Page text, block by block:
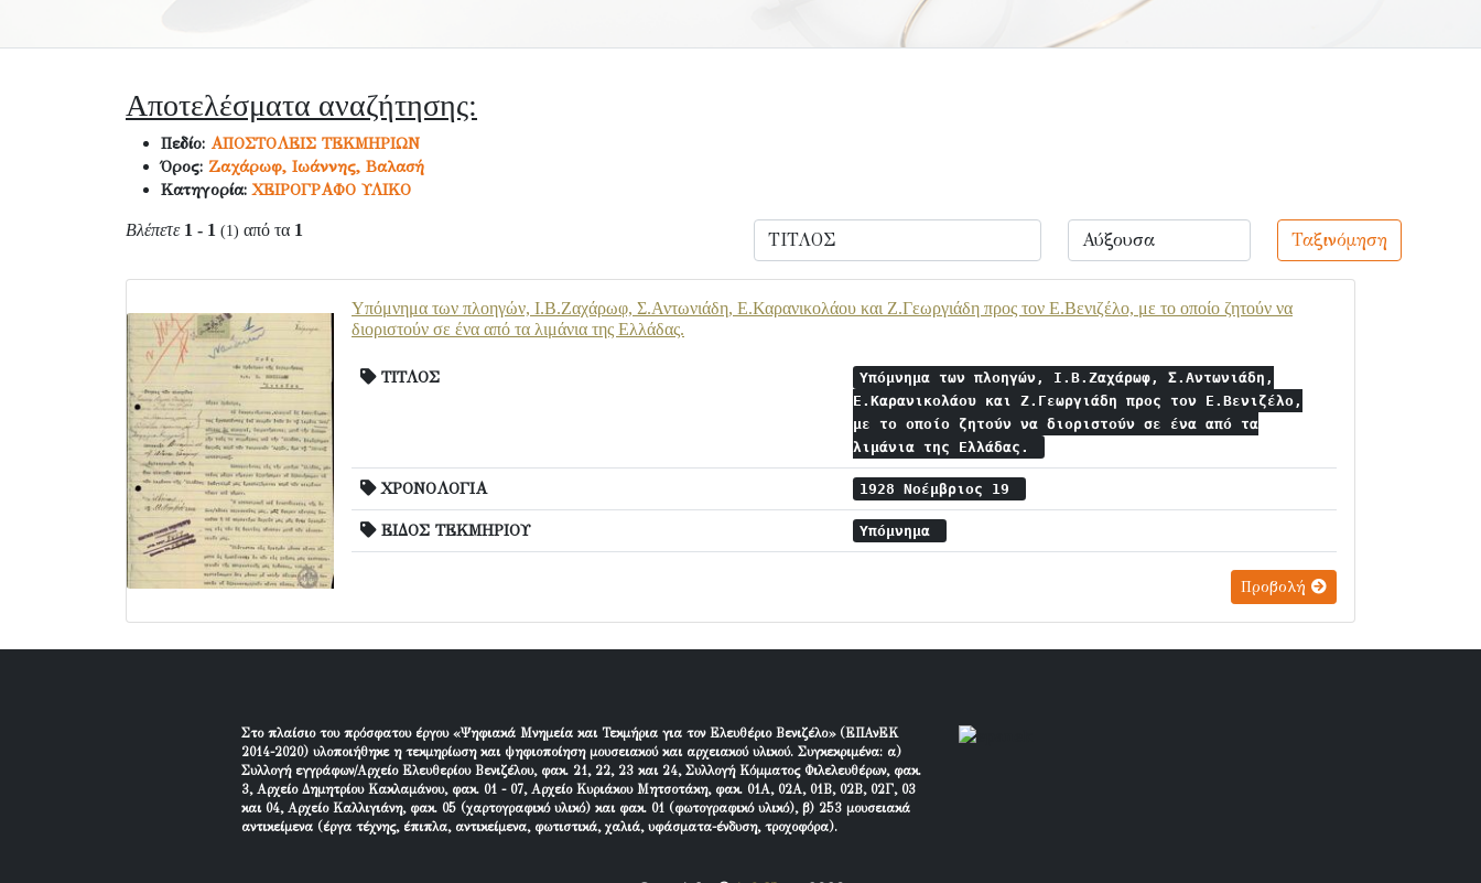
Αποτελέσματα αναζήτησης:
Πεδίο: ΑΠΟΣΤΟΛΕΙΣ ΤΕΚΜΗΡΙΩΝ
Όρος: Ζαχάρωφ, Ιωάννης, Βαλασή
Κατηγορία:ΧΕΙΡΟΓΡΑΦΟ ΥΛΙΚΟ
Βλέπετε 1 - 1 (1) από τα 1 Ταξινόμηση
Υπόμνημα των πλοηγών, Ι.Β.Ζαχάρωφ, Σ.Αντωνιάδη, Ε.Καρανικολάου και Ζ.Γεωργιάδη προς τον Ε.Βενιζέλο, με το οποίο ζητούν να
διοριστούν σε ένα από τα λιμάνια της Ελλάδας.
ΤΙΤΛΟΣ
Υπόμνημα των πλοηγών, Ι.Β.Ζαχάρωφ, Σ.Αντωνιάδη,
Ε.Καρανικολάου και Ζ.Γεωργιάδη προς τον Ε.Βενιζέλο,
με το οποίο ζητούν να διοριστούν σε ένα από τα
λιμάνια της Ελλάδας.
ΧΡΟΝΟΛΟΓΙΑ 1928 Νοέμβριος 19
ΕΙΔΟΣ ΤΕΚΜΗΡΙΟΥ Υπόμνημα
Προβολή
Στο πλαίσιο του πρόσφατου έργου «Ψηφιακά Μνημεία και Τεκμήρια για τον Ελευθέριο Βενιζέλο» (ΕΠΑνΕΚ
2014-2020) υλοποιήθηκε η τεκμηρίωση και ψηφιοποίηση μουσειακού και αρχειακού υλικού. Συγκεκριμένα: α)
Συλλογή εγγράφων/Αρχείο Ελευθερίου Βενιζέλου, φακ. 21, 22, 23 και 24, Συλλογή Κόμματος Φιλελευθέρων, φακ.
3, Αρχείο Δημητρίου Κακλαμάνου, φακ. 01 - 07, Αρχείο Κυριάκου Μητσοτάκη, φακ. 01Α, 02Α, 01Β, 02Β, 02Γ, 03
και 04, Αρχείο Καλλιγιάνη, φακ. 05 (χαρτογραφικό υλικό) και φακ. 01 (φωτογραφικό υλικό), β) 253 μουσειακά
αντικείμενα (έργα τέχνης, έπιπλα, αντικείμενα, φωτιστικά, χαλιά, υφάσματα-ένδυση, τροχοφόρα).